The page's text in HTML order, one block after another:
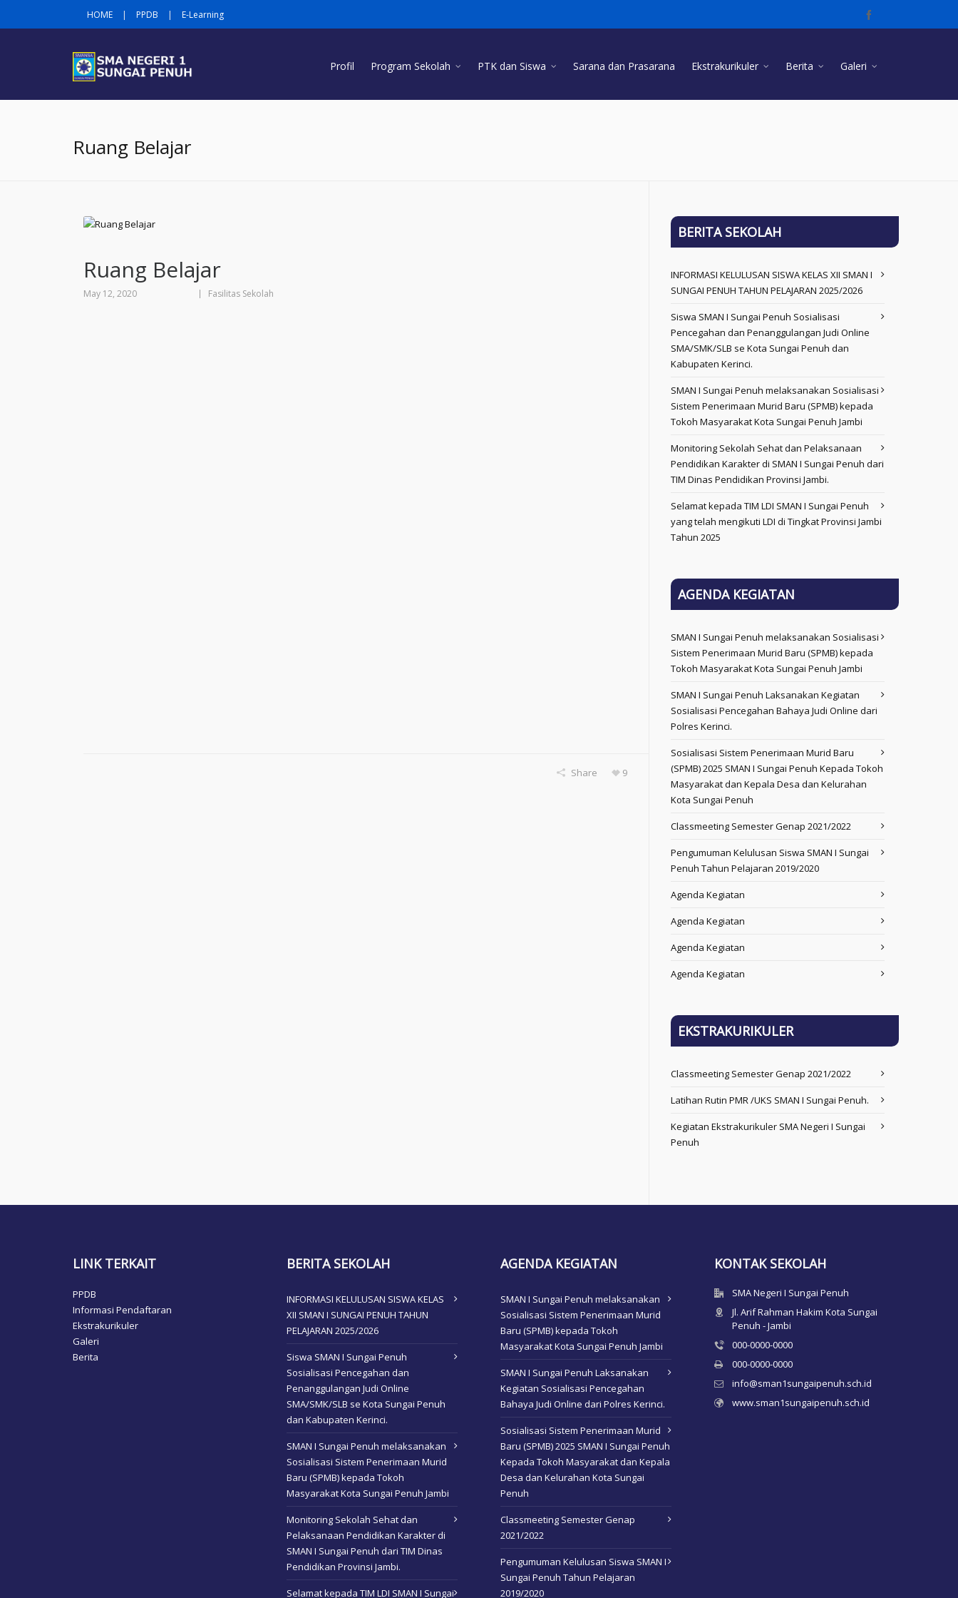
HOME | PPDB | E-Learning
Profil Program Sekolah PTK dan Siswa Sarana dan Prasarana Ekstrakurikuler Berita Galeri
Ruang Belajar
Ruang Belajar
May 12, 2020 Fasilitas Sekolah
Share 9
BERITA SEKOLAH
INFORMASI KELULUSAN SISWA KELAS XII SMAN I
SUNGAI PENUH TAHUN PELAJARAN 2025/2026
Siswa SMAN I Sungai Penuh Sosialisasi
Pencegahan dan Penanggulangan Judi Online
SMA/SMK/SLB se Kota Sungai Penuh dan
Kabupaten Kerinci.
SMAN I Sungai Penuh melaksanakan Sosialisasi
Sistem Penerimaan Murid Baru (SPMB) kepada
Tokoh Masyarakat Kota Sungai Penuh Jambi
Monitoring Sekolah Sehat dan Pelaksanaan
Pendidikan Karakter di SMAN I Sungai Penuh dari
TIM Dinas Pendidikan Provinsi Jambi.
Selamat kepada TIM LDI SMAN I Sungai Penuh
yang telah mengikuti LDI di Tingkat Provinsi Jambi
Tahun 2025
AGENDA KEGIATAN
SMAN I Sungai Penuh melaksanakan Sosialisasi
Sistem Penerimaan Murid Baru (SPMB) kepada
Tokoh Masyarakat Kota Sungai Penuh Jambi
SMAN I Sungai Penuh Laksanakan Kegiatan
Sosialisasi Pencegahan Bahaya Judi Online dari
Polres Kerinci.
Sosialisasi Sistem Penerimaan Murid Baru
(SPMB) 2025 SMAN I Sungai Penuh Kepada Tokoh
Masyarakat dan Kepala Desa dan Kelurahan
Kota Sungai Penuh
Classmeeting Semester Genap 2021/2022
Pengumuman Kelulusan Siswa SMAN I Sungai
Penuh Tahun Pelajaran 2019/2020
Agenda Kegiatan
Agenda Kegiatan
Agenda Kegiatan
Agenda Kegiatan
EKSTRAKURIKULER
Classmeeting Semester Genap 2021/2022
Latihan Rutin PMR /UKS SMAN I Sungai Penuh.
Kegiatan Ekstrakurikuler SMA Negeri I Sungai
Penuh
LINK TERKAIT
PPDB
Informasi Pendaftaran
Ekstrakurikuler
Galeri
Berita
BERITA SEKOLAH
INFORMASI KELULUSAN SISWA KELAS
XII SMAN I SUNGAI PENUH TAHUN
PELAJARAN 2025/2026
Siswa SMAN I Sungai Penuh
Sosialisasi Pencegahan dan
Penanggulangan Judi Online
SMA/SMK/SLB se Kota Sungai Penuh
dan Kabupaten Kerinci.
SMAN I Sungai Penuh melaksanakan
Sosialisasi Sistem Penerimaan Murid
Baru (SPMB) kepada Tokoh
Masyarakat Kota Sungai Penuh Jambi
Monitoring Sekolah Sehat dan
Pelaksanaan Pendidikan Karakter di
SMAN I Sungai Penuh dari TIM Dinas
Pendidikan Provinsi Jambi.
Selamat kepada TIM LDI SMAN I Sungai
AGENDA KEGIATAN
SMAN I Sungai Penuh melaksanakan
Sosialisasi Sistem Penerimaan Murid
Baru (SPMB) kepada Tokoh
Masyarakat Kota Sungai Penuh Jambi
SMAN I Sungai Penuh Laksanakan
Kegiatan Sosialisasi Pencegahan
Bahaya Judi Online dari Polres Kerinci.
Sosialisasi Sistem Penerimaan Murid
Baru (SPMB) 2025 SMAN I Sungai Penuh
Kepada Tokoh Masyarakat dan Kepala
Desa dan Kelurahan Kota Sungai
Penuh
Classmeeting Semester Genap
2021/2022
Pengumuman Kelulusan Siswa SMAN I
Sungai Penuh Tahun Pelajaran
2019/2020
KONTAK SEKOLAH
SMA Negeri I Sungai Penuh
Jl. Arif Rahman Hakim Kota Sungai
Penuh - Jambi
000-0000-0000
000-0000-0000
info@sman1sungaipenuh.sch.id
www.sman1sungaipenuh.sch.id